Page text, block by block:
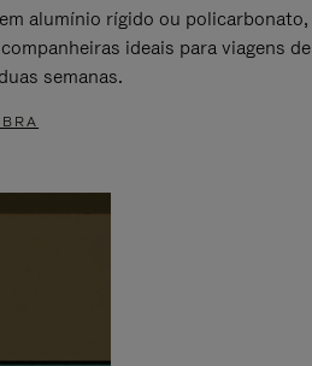
alumínio rígido ou policarbonato,
ideais para viagens de
semanas.